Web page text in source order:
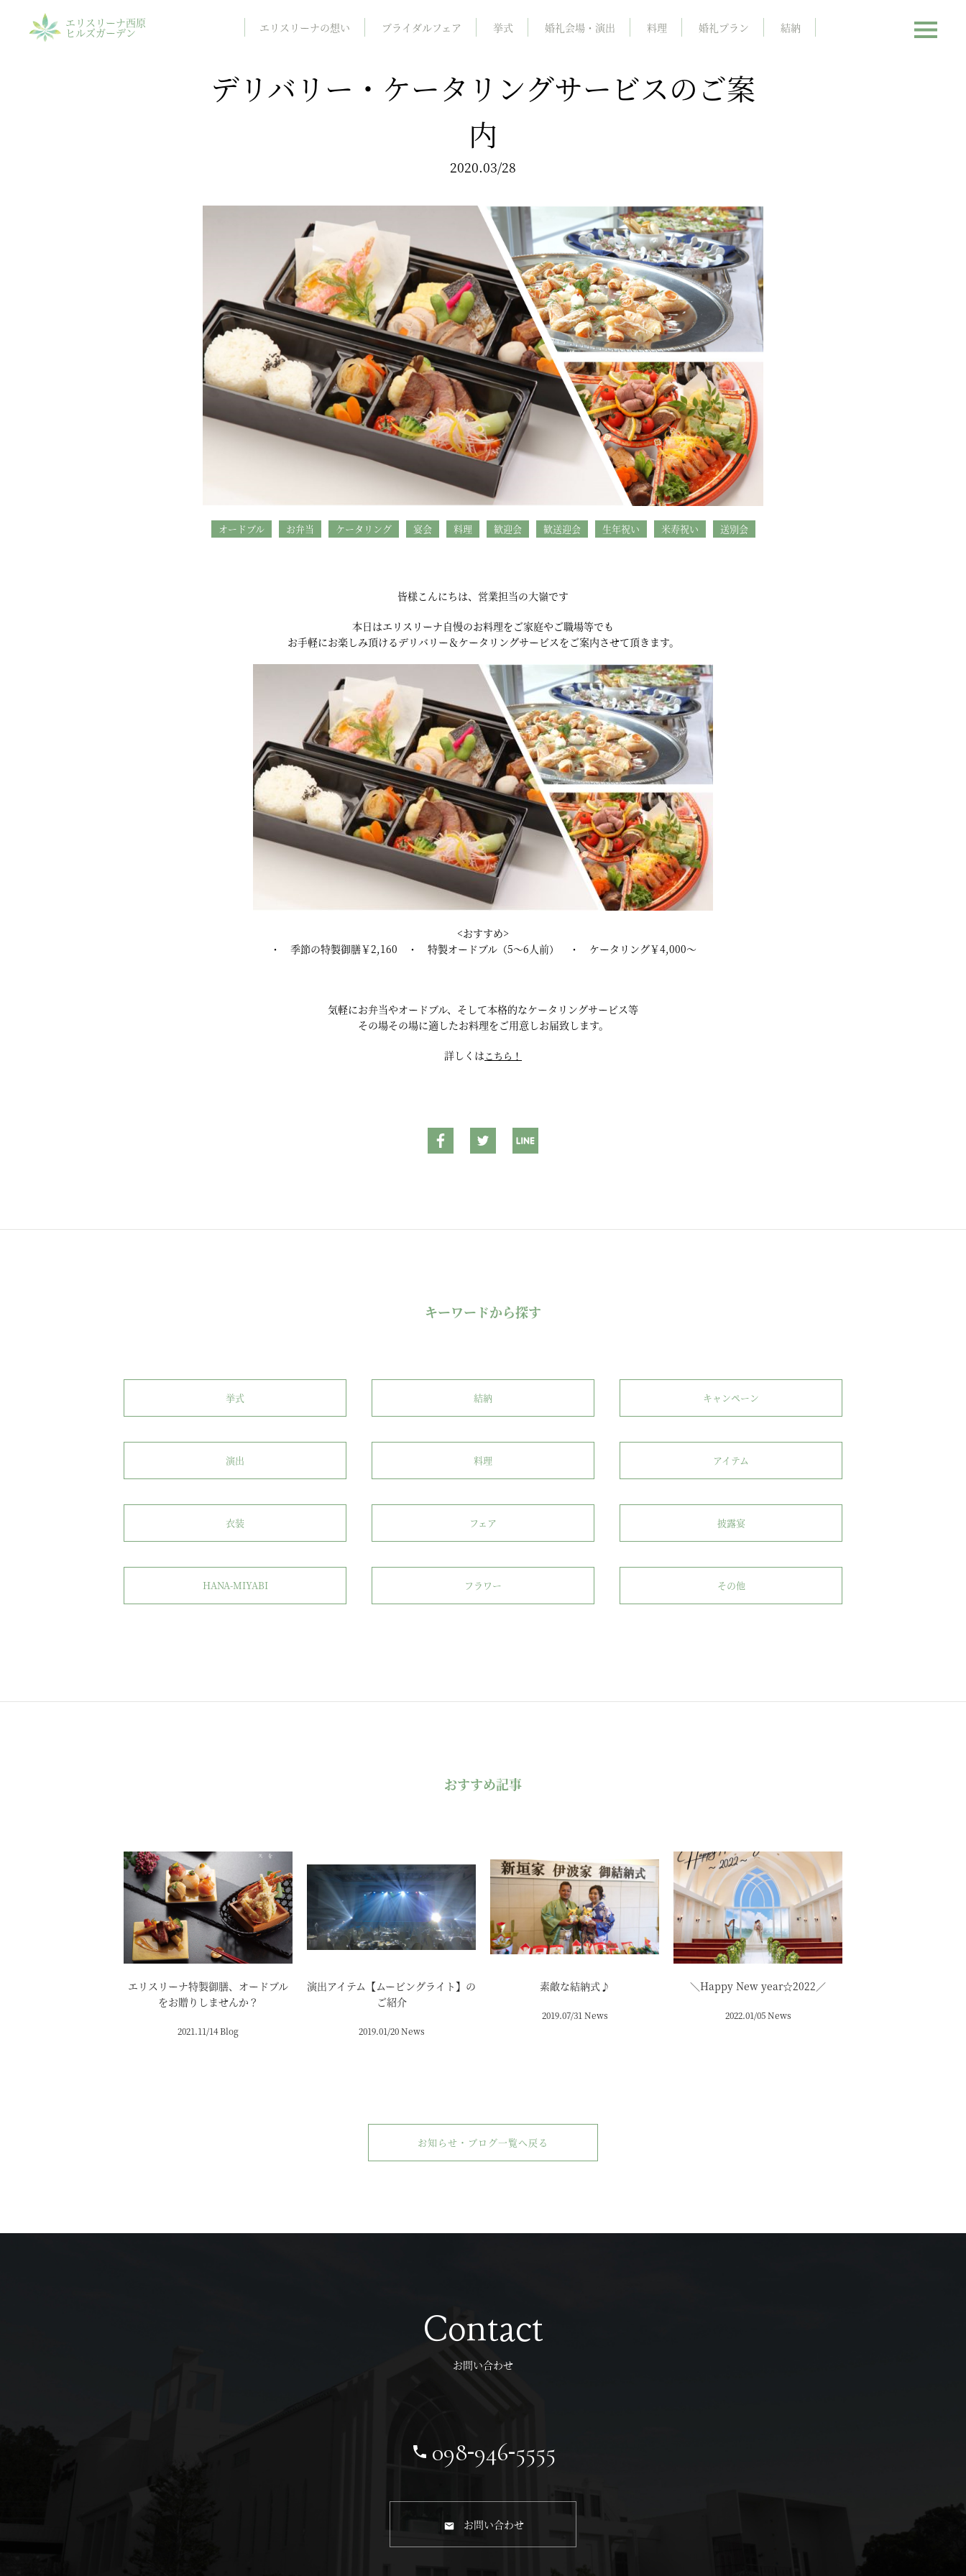
エリスリーナ西原
ヒルズガーデン エリスリーナの想い ブライダルフェア 挙式 婚礼会場・演出 料理 婚礼プラン 結納
デリバリー・ケータリングサービスのご案
内
2020.03/28
オードブル お弁当 ケータリング 宴会 料理 歓迎会 歓送迎会 生年祝い 米寿祝い 送別会
皆様こんにちは、営業担当の大嶺です
本日はエリスリーナ自慢のお料理をご家庭やご職場等でも
お手軽にお楽しみ頂けるデリバリー＆ケータリングサービスをご案内させて頂きます。
<おすすめ>
・ 季節の特製御膳￥2,160 ・ 特製オードブル（5～6人前） ・ ケータリング￥4,000～
気軽にお弁当やオードブル、そして本格的なケータリングサービス等
その場その場に適したお料理をご用意しお届致します。
詳しくはこちら！
キーワードから探す
挙式 結納 キャンペーン
演出 料理 アイテム
衣装 フェア 披露宴
HANA-MIYABI フラワー その他
おすすめ記事
エリスリーナ特製御膳、オードブル
をお贈りしませんか？
2021.11/14 Blog
演出アイテム【ムービングライト】の
ご紹介
2019.01/20 News
素敵な結納式♪
2019.07/31 News
＼Happy New year☆2022／
2022.01/05 News
お知らせ・ブログ一覧へ戻る
Contact
お問い合わせ
098-946-5555
お問い合わせ